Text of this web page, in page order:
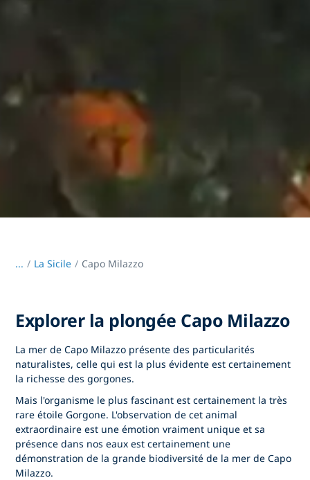
... / La Sicile Capo Milazzo
Explorer la plongée Capo Milazzo
La mer de Capo Milazzo présente des particularités
naturalistes, celle qui est la plus évidente est certainement
la richesse des gorgones.
Mais l'organisme le plus fascinant est certainement la très
rare étoile Gorgone. L'observation de cet animal
extraordinaire est une émotion vraiment unique et sa
présence dans nos eaux est certainement une
démonstration de la grande biodiversité de la mer de Capo
Milazzo.